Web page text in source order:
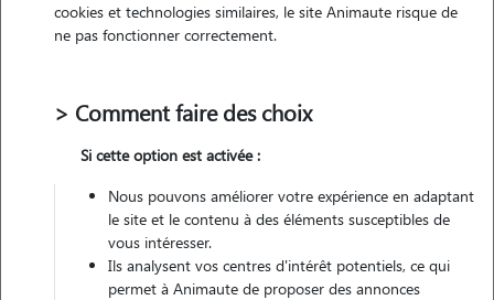
Véhiculé
Contacter
L'envoi d'une demande est sans engagement
cookies et technologies similaires, le site Animaute risque de
ne pas fonctionner correctement.
> Comment faire des choix
Si cette option est activée :
Nous pouvons améliorer votre expérience en adaptant
le site et le contenu à des éléments susceptibles de
vous intéresser.
Ils analysent vos centres d'intérêt potentiels, ce qui
permet à Animaute de proposer des annonces